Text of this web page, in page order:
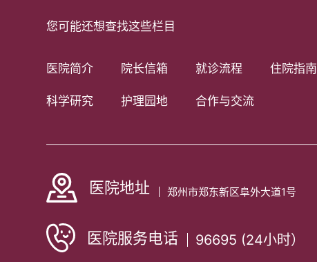
您可能还想查找这些栏目
医院简介 院长信箱 就诊流程 住院指南
科学研究 护理园地 合作与交流
医院地址 郑州市郑东新区阜外大道1号
医院服务电话 96695 (24小时）